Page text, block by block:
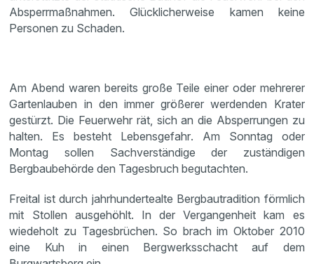
Absperrmaßnahmen. Glücklicherweise kamen keine
Personen zu Schaden.
Am Abend waren bereits große Teile einer oder mehrerer
Gartenlauben in den immer größerer werdenden Krater
gestürzt. Die Feuerwehr rät, sich an die Absperrungen zu
halten. Es besteht Lebensgefahr. Am Sonntag oder
Montag sollen Sachverständige der zuständigen
Bergbaubehörde den Tagesbruch begutachten.
Freital ist durch jahrhundertealte Bergbautradition förmlich
mit Stollen ausgehöhlt. In der Vergangenheit kam es
wiedeholt zu Tagesbrüchen. So brach im Oktober 2010
eine Kuh in einen Bergwerksschacht auf dem